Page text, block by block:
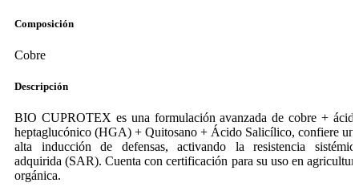
Composición
Cobre
Descripción
BIO CUPROTEX es una formulación avanzada de cobre +
heptaglucónico (HGA) + Quitosano + Ácido Salicílico, confiere
alta inducción de defensas, activando la resistencia
adquirida (SAR). Cuenta con certificación para su uso en
orgánica.